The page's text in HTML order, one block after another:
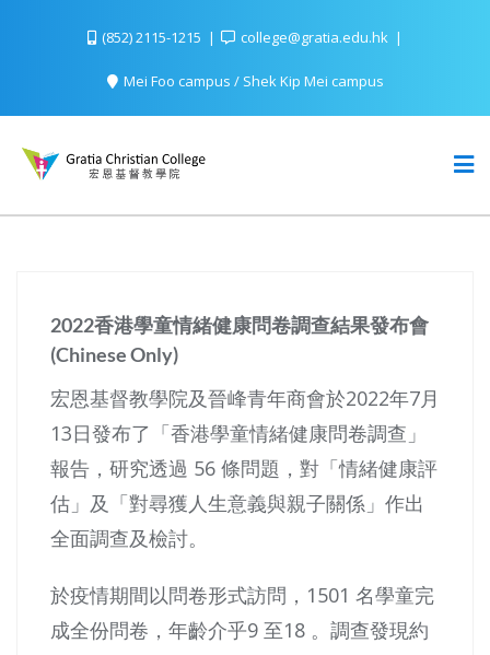
(852) 2115-1215 college@gratia.edu.hk
Mei Foo campus / Shek Kip Mei campus
2022香港學童情緒健康問卷調查結果發布會
(Chinese Only)
宏恩基督教學院及晉峰青年商會於2022年7月
13日發布了「香港學童情緒健康問卷調查」
報告，研究透過 56 條問題，對「情緒健康評
估」及「對尋獲人生意義與親子關係」作出
全面調查及檢討。
於疫情期間以問卷形式訪問，1501 名學童完
成全份問卷，年齡介乎9 至18 。調查發現約